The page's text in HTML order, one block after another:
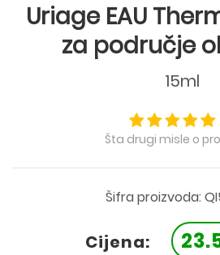
Uriage EAU
za područje
15ml
Šta drugi misle o
Šifra proizvoda:
Cijena: